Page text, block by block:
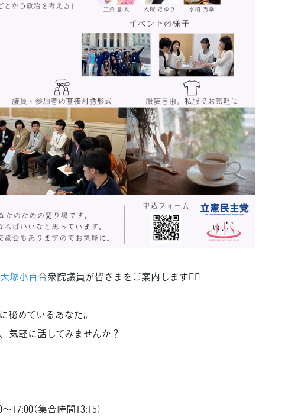
大塚小百合衆院議員が皆さまをご案内します💁‍♀️
秘めているあなた。
気軽に話してみませんか？
17:00（集合時間13:15）